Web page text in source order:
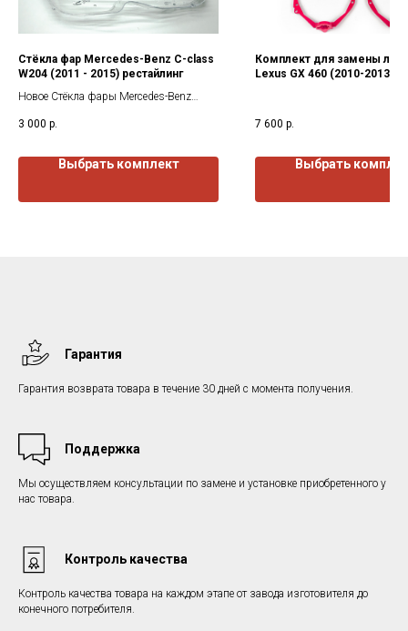
Стёкла фар Mercedes-Benz C-class
W204 (2011 - 2015) рестайлинг
Новое Стёкла фары Mercedes-Benz
завода изготовителя. Все стекла
наружи так и изнутри.
3 000 р.
Выбрать комплект
Комплект для замены
Lexus GX 460 (2010-2013)
7 600 р.
Выбрать
Гарантия
Гарантия возврата товара в течение 30 дней с момента получения.
Поддержка
Мы осуществляем консультации по замене и установке приобретенного у
нас товара.
Контроль качества
Контроль качества товара на каждом этапе от завода изготовителя до
конечного потребителя.